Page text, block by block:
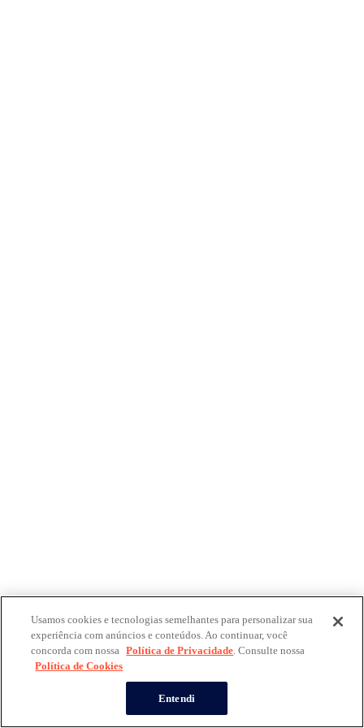
Usamos cookies e tecnologias semelhantes para personalizar sua
experiência com anúncios e conteúdos. Ao continuar, você
concorda com nossa Política de Privacidade. Consulte nossa
Política de Cookies
Entendi